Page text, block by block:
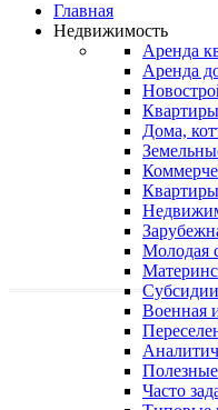
Главная
Недвижимость
Аренда
Аренда
Дома,
Молодая
Военная
Полезные
Часто